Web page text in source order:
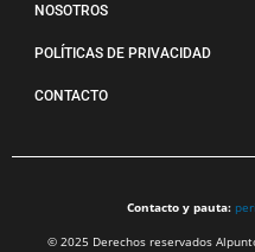
NOSOTROS
POLÍTICAS DE PRIVACIDAD
CONTACTO
Contacto y pauta:
© 2025 Derechos reservados